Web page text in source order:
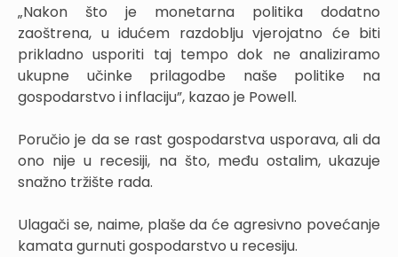
„Nakon što je monetarna politika dodatno
zaoštrena, u idućem razdoblju vjerojatno će biti
prikladno usporiti taj tempo dok ne analiziramo
ukupne učinke prilagodbe naše politike na
gospodarstvo i inflaciju”, kazao je Powell.
Poručio je da se rast gospodarstva usporava, ali da
ono nije u recesiji, na što, među ostalim, ukazuje
snažno tržište rada.
Ulagači se, naime, plaše da će agresivno povećanje
kamata gurnuti gospodarstvo u recesiju.